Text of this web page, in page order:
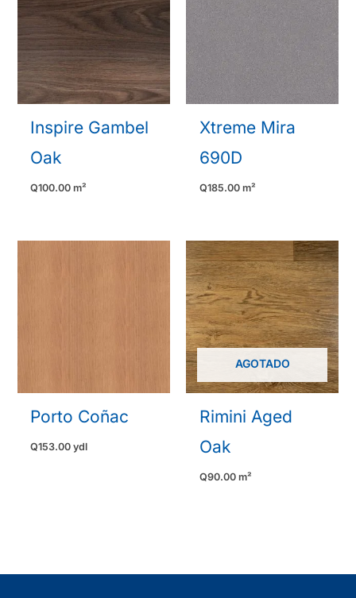
Inspire Gambel
Oak
Q100.00 m²
Xtreme Mira
690D
Q185.00m²
Porto Coñac
Q153.00 ydl
AGOTADO
Rimini Aged
Oak
Q90.00m²